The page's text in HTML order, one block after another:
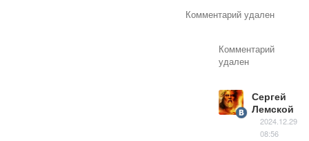
Комментарий удален
Комментарий
удален
Сергей
Лемской
2024.12.29
08:56